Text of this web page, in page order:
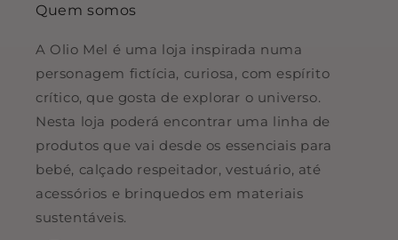
Quem somos
A Olio Mel é uma loja inspirada numa
personagem fictícia, curiosa, com espírito
crítico, que gosta de explorar o universo.
Nesta loja poderá encontrar uma linha de
produtos que vai desde os essenciais para
bebé, calçado respeitador, vestuário, até
acessórios e brinquedos em materiais
sustentáveis.